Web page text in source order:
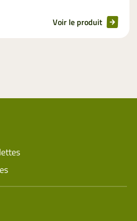
Voir le produit